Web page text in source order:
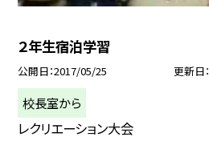
２年生宿泊学習
公開日 2017/05/25 更新日
校長室から
レクリエーション大会